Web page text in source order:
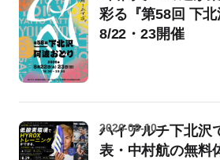
彩る『第58回 下北
8/22・23開催
ハイアルチ下北沢
表・中村航の無料
2026-08-10